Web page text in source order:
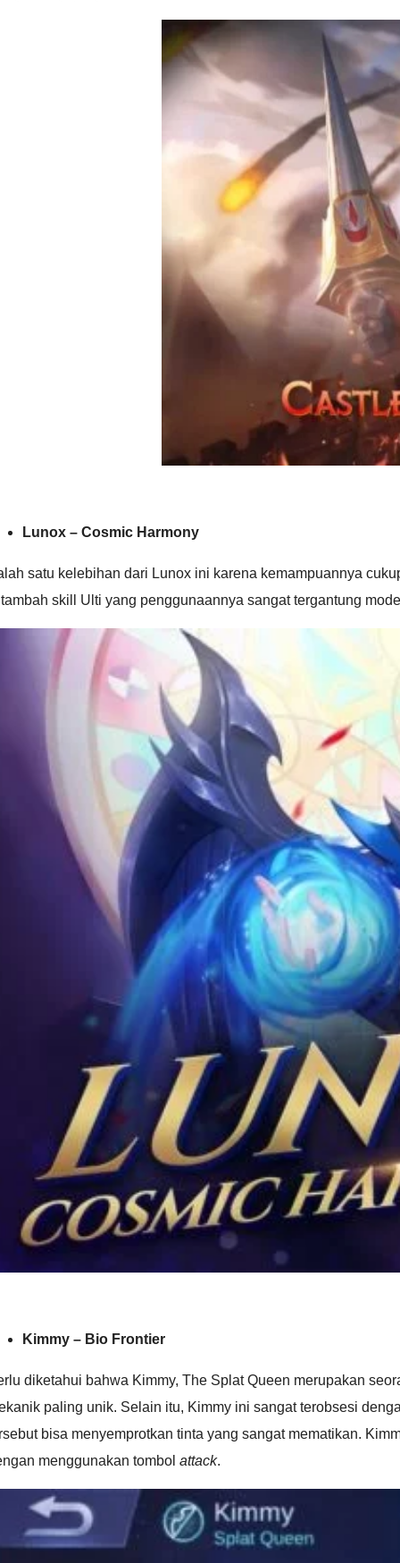
Lunox – Cosmic Harmony
satu kelebihan dari Lunox ini karena kemampuannya
skill Ulti yang penggunaannya sangat tergantung
Kimmy – Bio Frontier
diketahui bahwa Kimmy, The Splat Queen merupakan
paling unik. Selain itu, Kimmy ini sangat terobsesi
bisa menyemprotkan tinta yang sangat mematikan.
menggunakan tombol attack.